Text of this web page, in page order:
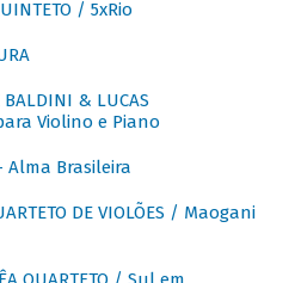
/ 5xRio
BALDINI & LUCAS
Violino e Piano
Alma Brasileira
DE VIOLÕES / Maogani